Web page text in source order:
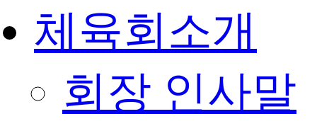
체육회소개
회장 인사말